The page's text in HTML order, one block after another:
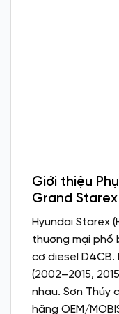
Giới thiệu
Grand Starex
Hyundai Starex
thương mại phổ
cơ diesel D4CB.
(2002–2015,
nhau. Sơn Thúy
hãng OEM/